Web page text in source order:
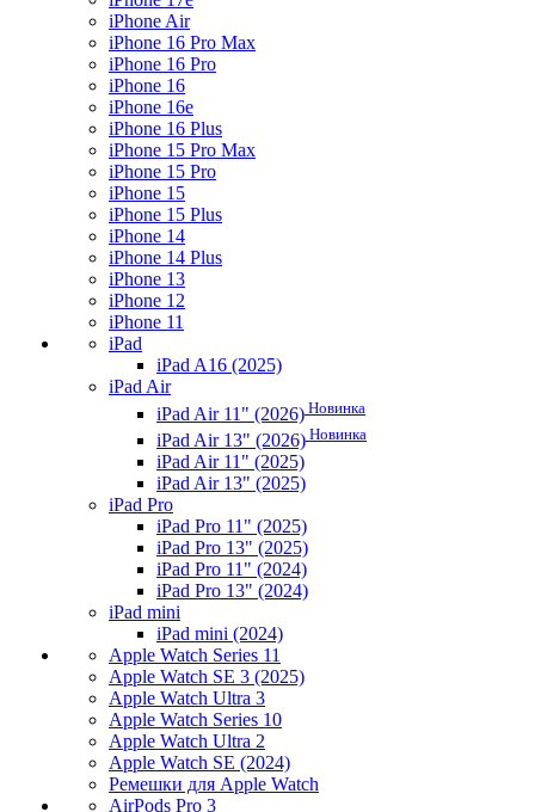
iPhone Air
iPhone 16 Pro Max
iPhone 16 Pro
iPhone 16
iPhone 16e
iPhone 16 Plus
iPhone 15 Pro Max
iPhone 15 Pro
iPhone 15
iPhone 15 Plus
iPhone 14
iPhone 14 Plus
iPhone 13
iPhone 12
iPhone 11
iPad
iPad A16 (2025)
iPad Air
iPad Air 11" (2026) Новинка
iPad Air 13" (2026) Новинка
iPad Air 11" (2025)
iPad Air 13" (2025)
iPad Pro
iPad Pro 11" (2025)
iPad Pro 13" (2025)
iPad Pro 11" (2024)
iPad Pro 13" (2024)
iPad mini
iPad mini (2024)
Apple Watch Series 11
Apple Watch SE 3 (2025)
Apple Watch Ultra 3
Apple Watch Series 10
Apple Watch Ultra 2
Apple Watch SE (2024)
Ремешки для Apple Watch
AirPods Pro 3